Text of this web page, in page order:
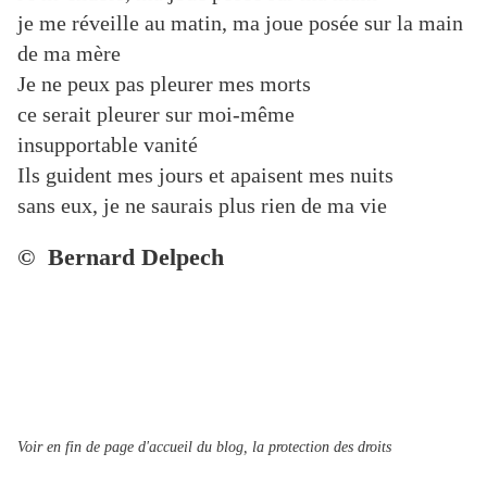
je me réveille au matin, ma joue posée sur la main
de ma mère
Je ne peux pas pleurer mes morts
ce serait pleurer sur moi-même
insupportable vanité
Ils guident mes jours et apaisent mes nuits
sans eux, je ne saurais plus rien de ma vie
© Bernard Delpech
Voir en fin de page d'accueil du blog, la protection des droits